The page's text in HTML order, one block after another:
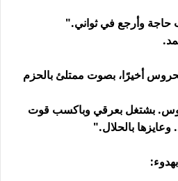
وأرجع في ثواني."
أخيرًا، بصوت ممتلئ بالحزم
بشتغل بعرقي وباكسب قوت
بالحلال."